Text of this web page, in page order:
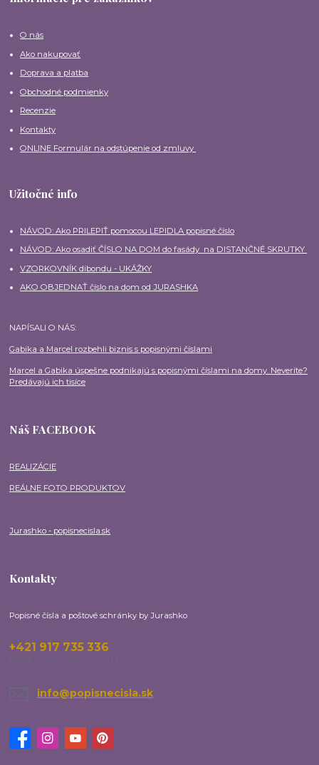
O nás
Ako nakupovať
Doprava a platba
Obchodné podmienky
Recenzie
Kontakty
ONLINE Formulár na odstúpenie od zmluvy
Užitočné info
NÁVOD: Ako PRILEPIŤ pomocou LEPIDLA popisné číslo
NÁVOD: Ako osadiť ČÍSLO NA DOM do fasády na DISTANČNÉ SKRUTKY
VZORKOVNÍK dibondu - UKÁŽKY
AKO OBJEDNAŤ číslo na dom od JURASHKA
NAPÍSALI O NÁS:
Gabika a Marcel rozbehli biznis s popisnými číslami
Marcel a Gabika úspešne podnikajú s popisnými číslami na domy. Neveríte?
Predávajú ich tisíce
Náš FACEBOOK
REALIZÁCIE
REÁLNE FOTO PRODUKTOV
Jurashko - popisnecisla.sk
Kontakty
Popisné čísla a poštové schránky by Jurashko
+421 917 735 336
info@popisnecisla.sk